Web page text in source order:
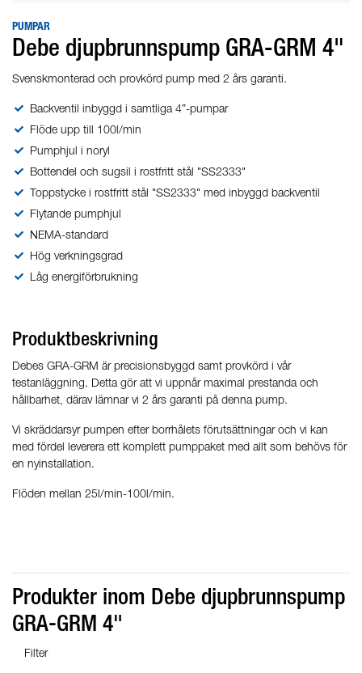
PUMPAR
Debe djupbrunnspump GRA-GRM 4"
Svenskmonterad och provkörd pump med 2 års garanti.
Backventil inbyggd i samtliga 4”-pumpar
Flöde upp till 100l/min
Pumphjul i noryl
Bottendel och sugsil i rostfritt stål "SS2333"
Toppstycke i rostfritt stål "SS2333" med inbyggd backventil
Flytande pumphjul
NEMA-standard
Hög verkningsgrad
Låg energiförbrukning
Produktbeskrivning
Debes GRA-GRM är precisionsbyggd samt provkörd i vår
testanläggning. Detta gör att vi uppnår maximal prestanda och
hållbarhet, därav lämnar vi 2 års garanti på denna pump.
Vi skräddarsyr pumpen efter borrhålets förutsättningar och vi kan
med fördel leverera ett komplett pumppaket med allt som behövs för
en nyinstallation.
Flöden mellan 25l/min-100l/min.
Produkter inom Debe djupbrunnspump
GRA-GRM 4"
Filter